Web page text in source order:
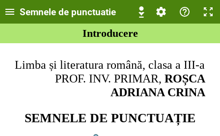
Semnele de punctuatie
Introducere
Limba și literatura română, clasa a III-a
PROF. INV. PRIMAR, ROȘCA
ADRIANA CRINA
SEMNELE DE PUNCTUAȚIE